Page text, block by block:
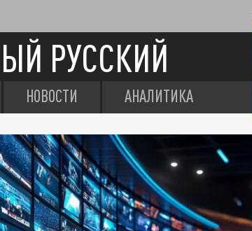
РУССКИЙ
НОВОСТИ АНАЛИТИКА